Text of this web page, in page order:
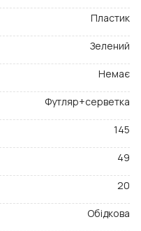
Пластик
Зелений
Немає
Футляр+серветка
145
49
20
Обідкова